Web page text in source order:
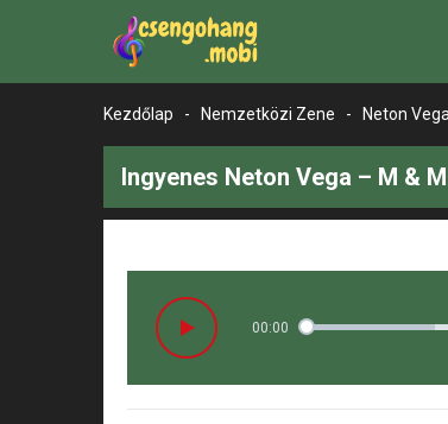
Kezdőlap - Nemzetközi Zene - Neton
Ingyenes Neton Vega – M &
00:00